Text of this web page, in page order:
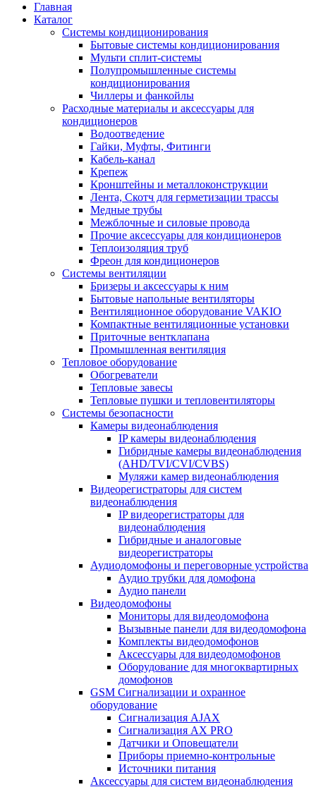
Главная
Каталог
Системы кондиционирования
Бытовые системы кондиционирования
Мульти сплит-системы
Полупромышленные системы
кондиционирования
Чиллеры и фанкойлы
Расходные материалы и аксессуары для
кондиционеров
Водоотведение
Гайки, Муфты, Фитинги
Кабель-канал
Крепеж
Кронштейны и металлоконструкции
Лента, Скотч для герметизации трассы
Медные трубы
Межблочные и силовые провода
Прочие аксессуары для кондиционеров
Теплоизоляция труб
Фреон для кондиционеров
Системы вентиляции
Бризеры и аксессуары к ним
Бытовые напольные вентиляторы
Вентиляционное оборудование VAKIO
Компактные вентиляционные установки
Приточные вентклапана
Промышленная вентиляция
Тепловое оборудование
Обогреватели
Тепловые завесы
Тепловые пушки и тепловентиляторы
Системы безопасности
Камеры видеонаблюдения
IP камеры видеонаблюдения
Гибридные камеры видеонаблюдения
(AHD/TVI/CVI/CVBS)
Муляжи камер видеонаблюдения
Видеорегистраторы для систем
видеонаблюдения
IP видеорегистраторы для
видеонаблюдения
Гибридные и аналоговые
видеорегистраторы
Аудиодомофоны и переговорные устройства
Аудио трубки для домофона
Аудио панели
Видеодомофоны
Мониторы для видеодомофона
Вызывные панели для видеодомофона
Комплекты видеодомофонов
Аксессуары для видеодомофонов
Оборудование для многоквартирных
домофонов
GSM Сигнализации и охранное
оборудование
Сигнализация AJAX
Сигнализация AX PRO
Датчики и Оповещатели
Приборы приемно-контрольные
Источники питания
Аксессуары для систем видеонаблюдения